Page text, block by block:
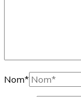
Nom*